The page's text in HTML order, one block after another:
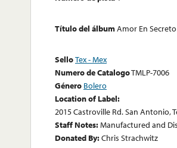
Título del álbumAmor En Secreto
SelloTex - Mex
Numero de CatalogoTMLP-7006
Género Bolero
Location of Label:
2015 Castroville Rd. San Antonio,
Staff Notes:Manufactured and
Donated By:Chris Strachwitz